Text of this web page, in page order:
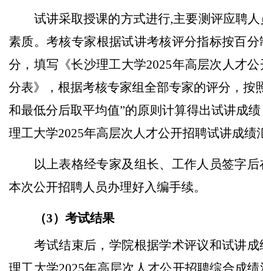
试讲采取授课的方式进行,主要测评应聘
素质。考核专家根据试讲考核评分指标按百
分，填写《长沙理工大学2025年高层次人才
分表》，根据考核专家组全部专家的评分，按
和最低分后取平均值”的原则计算得出试讲成
理工大学2025年高层次人才公开招聘试讲成绩
以上表格经专家及组长、工作人员签字
本次公开招聘人员办理好入编手续。
（3）考试结果
考试结束后，学院根据学术评议和试讲